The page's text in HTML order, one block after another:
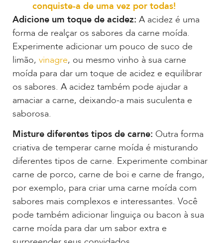
conquiste-a de uma vez por todas!
Adicione um toque de acidez: A acidez é uma
forma de realçar os sabores da carne moída.
Experimente adicionar um pouco de suco de
limão, vinagre, ou mesmo vinho à sua carne
moída para dar um toque de acidez e equilibrar
os sabores. A acidez também pode ajudar a
amaciar a carne, deixando-a mais suculenta e
saborosa.
Misture diferentes tipos de carne: Outra forma
criativa de temperar carne moída é misturando
diferentes tipos de carne. Experimente combinar
carne de porco, carne de boi e carne de frango,
por exemplo, para criar uma carne moída com
sabores mais complexos e interessantes. Você
pode também adicionar linguiça ou bacon à sua
carne moída para dar um sabor extra e